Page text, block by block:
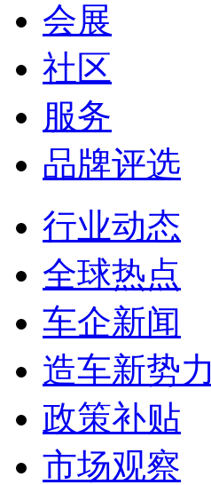
会展
社区
服务
品牌评选
行业动态
全球热点
车企新闻
造车新势力
政策补贴
市场观察